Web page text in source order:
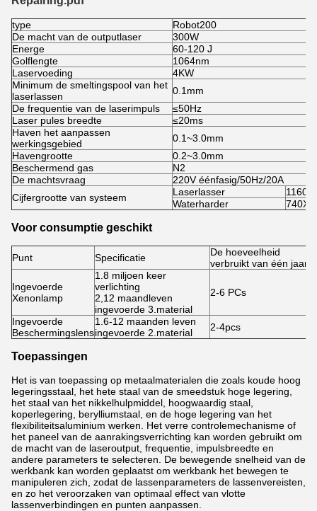
type
Robot200
De macht van de outputlaser
300W
Energe
60-120 J
Golflengte
1064nm
Laservoeding
4KW
Minimum de smeltingspool van het
laserlassen
0.1mm
De frequentie van de laserimpuls
≤50Hz
Laser pules breedte
≤20ms
Haven het aanpassen
werkingsgebied
0.1~3.0mm
Havengrootte
0.2~3.0mm
Beschermend gas
N2
De machtsvraag
220V éénfasig/50Hz/20A
Cijfergrootte van systeem
Laserlasser
Waterharder
Voor consumptie geschikt
Punt Specificatie
De hoeveelheid
verbruikt van één jaar
Ingevoerde
Xenonlamp
1.8 miljoen keer
verlichting
2,12 maandleven
ingevoerde 3.material
2-6 PCs
Ingevoerde
Beschermingslens
1.6-12 maanden leven
ingevoerde 2.material
2-4pcs
Toepassingen
Het is van toepassing op metaalmaterialen die zoals koude hoog
legeringsstaal, het hete staal van de smeedstuk hoge legering,
het staal van het nikkelhulpmiddel, hoogwaardig staal,
koperlegering, berylliumstaal, en de hoge legering van het
flexibiliteitsaluminium werken. Het verre controlemechanisme of
het paneel van de aanrakingsverrichting kan worden gebruikt om
de macht van de laseroutput, frequentie, impulsbreedte en
andere parameters te selecteren. De bewegende snelheid van de
werkbank kan worden geplaatst om werkbank het bewegen te
manipuleren zich, zodat de lassenparameters de lassenvereisten,
en zo het veroorzaken van optimaal effect van vlotte
lassenverbindingen en punten aanpassen.